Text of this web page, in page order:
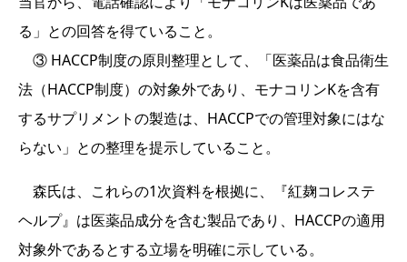
る」との回答を得ていること。
③ HACCP制度の原則整理として、「医薬品は食品衛生
法（HACCP制度）の対象外であり、モナコリンKを含有
するサプリメントの製造は、HACCPでの管理対象にはな
らない」との整理を提示していること。
森氏は、これらの1次資料を根拠に、『紅麹コレステ
ヘルプ』は医薬品成分を含む製品であり、HACCPの適用
対象外であるとする立場を明確に示している。